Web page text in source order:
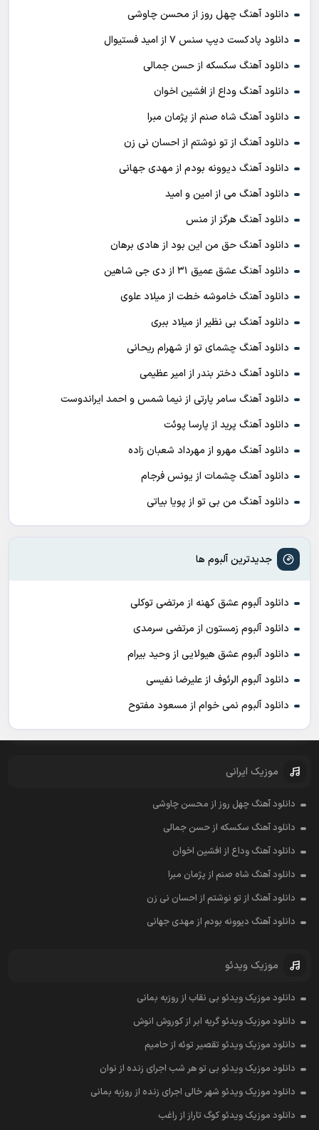
دانلود آهنگ چهل روز از محسن چاوشی
دانلود پادکست ديپ سنس ۷ از اميد فستيوال
دانلود آهنگ سکسکه از حسن جمالی
دانلود آهنگ وداع از افشين اخوان
دانلود آهنگ شاه صنم از پژمان مبرا
دانلود آهنگ از تو نوشتم از احسان نی زن
دانلود آهنگ دیوونه بودم از مهدی جهانی
دانلود آهنگ می از امین و امید
دانلود آهنگ هرگز از منس
دانلود آهنگ حق من این بود از هادی برهان
دانلود آهنگ عشق عمیق ۳۱ از دی جی شاهین
دانلود آهنگ خاموشه خطت از میلاد علوی
دانلود آهنگ بی نظیر از میلاد ببری
دانلود آهنگ چشمای تو از شهرام ریحانی
دانلود آهنگ دختر بندر از امیر عظیمی
دانلود آهنگ سامر پارتی از نیما شمس و احمد ایراندوست
دانلود آهنگ پرید از پارسا پوئت
دانلود آهنگ مهرو از مهرداد شعبان زاده
دانلود آهنگ چشمات از یونس فرجام
دانلود آهنگ من بی تو از پویا بیاتی
جدیدترین آلبوم ها
دانلود آلبوم عشق کهنه از مرتضی توکلی
دانلود آلبوم زمستون از مرتضی سرمدی
دانلود آلبوم عشق هیولایی از وحید بیرام
دانلود آلبوم الرئوف از علیرضا نفیسی
دانلود آلبوم نمی خوام از مسعود مفتوح
موزیک ایرانی
دانلود آهنگ چهل روز از محسن چاوشی
دانلود آهنگ سکسکه از حسن جمالی
دانلود آهنگ وداع از افشين اخوان
دانلود آهنگ شاه صنم از پژمان مبرا
دانلود آهنگ از تو نوشتم از احسان نی زن
دانلود آهنگ دیوونه بودم از مهدی جهانی
موزیک ویدئو
دانلود موزیک ویدئو بی نقاب از روزبه بمانی
دانلود موزیک ویدئو گریه ابر از کوروش انوش
دانلود موزیک ویدئو تقصیر توئه از حامیم
دانلود موزیک ویدئو بی تو هر شب اجرای زنده از نوان
دانلود موزیک ویدئو شهر خالی اجرای زنده از روزبه بمانی
دانلود موزیک ویدئو کوگ تاراز از راغب